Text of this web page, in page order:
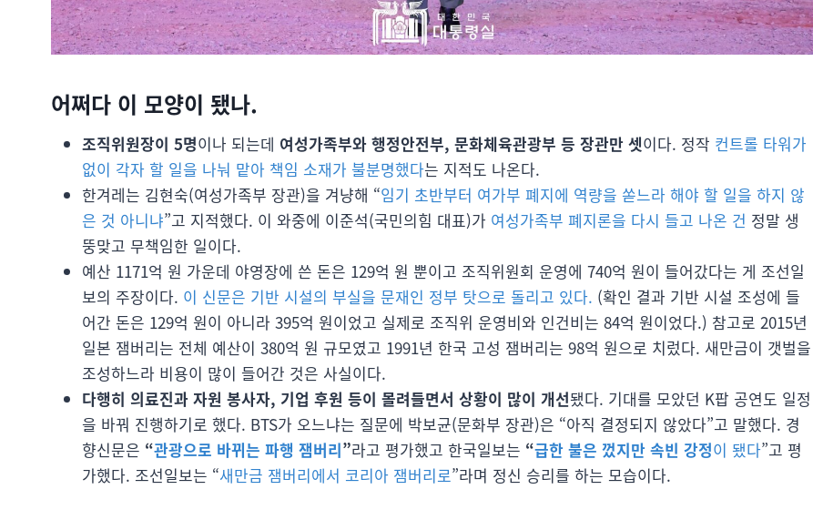
어쩌다 이 모양이 됐나.
조직위원장이 5명이나 되는데 여성가족부와 행정안전부, 문화체육관광부 등 장관만 셋이다. 정작 컨트롤 타워가
없이 각자 할 일을 나눠 맡아 책임 소재가 불분명했다는 지적도 나온다.
한겨레는 김현숙(여성가족부 장관)을 겨냥해 “임기 초반부터 여가부 폐지에 역량을 쏟느라 해야 할 일을 하지 않
은 것 아니냐”고 지적했다. 이 와중에 이준석(국민의힘 대표)가 여성가족부 폐지론을 다시 들고 나온 건 정말 생
뚱맞고 무책임한 일이다.
예산 1171억 원 가운데 야영장에 쓴 돈은 129억 원 뿐이고 조직위원회 운영에 740억 원이 들어갔다는 게 조선일
보의 주장이다. 이 신문은 기반 시설의 부실을 문재인 정부 탓으로 돌리고 있다. (확인 결과 기반 시설 조성에 들
어간 돈은 129억 원이 아니라 395억 원이었고 실제로 조직위 운영비와 인건비는 84억 원이었다.) 참고로 2015년
일본 잼버리는 전체 예산이 380억 원 규모였고 1991년 한국 고성 잼버리는 98억 원으로 치렀다. 새만금이 갯벌을
조성하느라 비용이 많이 들어간 것은 사실이다.
다행히 의료진과 자원 봉사자, 기업 후원 등이 몰려들면서 상황이 많이 개선됐다. 기대를 모았던 K팝 공연도 일정
을 바꿔 진행하기로 했다. BTS가 오느냐는 질문에 박보균(문화부 장관)은 “아직 결정되지 않았다”고 말했다. 경
향신문은 “관광으로 바뀌는 파행 잼버리”라고 평가했고 한국일보는 “급한 불은 껐지만 속빈 강정이 됐다”고 평
가했다. 조선일보는 “새만금 잼버리에서 코리아 잼버리로”라며 정신 승리를 하는 모습이다.